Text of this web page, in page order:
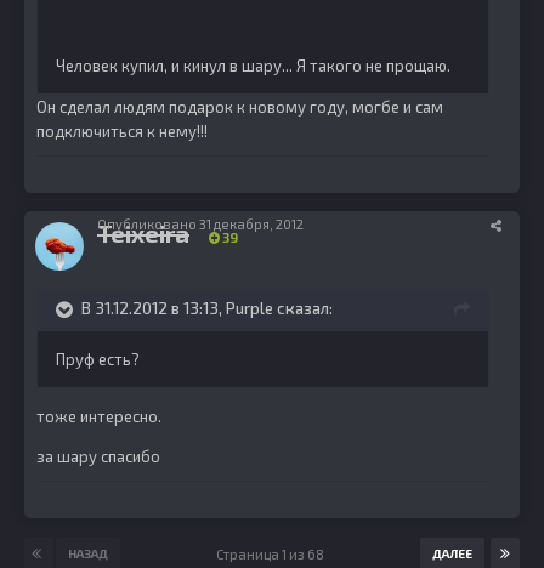
Человек купил, и кинул в шару... Я такого не прощаю.
Он сделал людям подарок к новому году, могбе и сам
подключиться к нему!!!
Teixeira 39
Опубликовано 31 декабря, 2012
В 31.12.2012 в 13:13, Purple сказал:
Пруф есть?
тоже интересно.
за шару спасибо
НАЗАД ДАЛЕЕ
Страница 1 из 68